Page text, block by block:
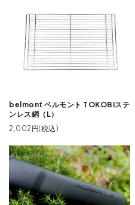
belmont ベルモント TOKOBIステ
ンレス網（L）
2,002円(税込)